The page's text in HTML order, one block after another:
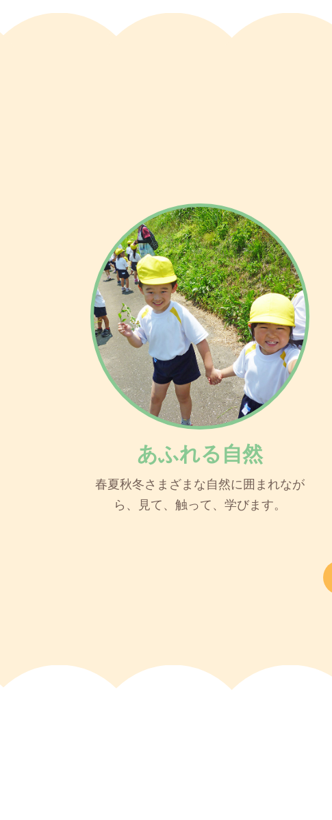
あふれる自然
春夏秋冬さまざまな自然に囲まれなが
ら、見て、触って、学びます。